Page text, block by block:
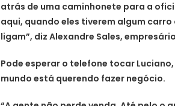
atrás de uma caminhonete para a
aqui, quando eles tiverem algum
ligam”, diz Alexandre Sales,
Pode esperar o telefone tocar
mundo está querendo fazer negócio.